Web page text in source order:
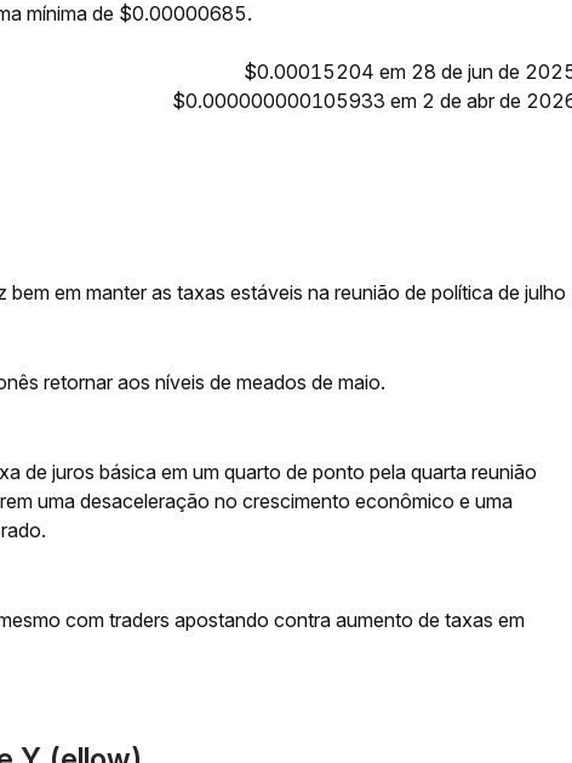
mínima de $0.00000685.
$0.00015204 em 28 de jun de
$0.000000000105933 em 2 de abr de
em manter as taxas estáveis na reunião de política de julho
retornar aos níveis de meados de maio.
de juros básica em um quarto de ponto pela quarta reunião
uma desaceleração no crescimento econômico e uma
com traders apostando contra aumento de taxas em